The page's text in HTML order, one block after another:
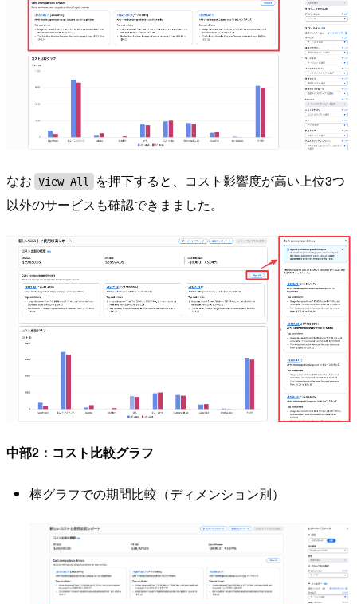
なお View All
を押下すると、コスト影響度が高い上位3つ
以外のサービスも確認できまました。
中部2：コスト比較グラフ
棒グラフでの期間比較（ディメンション別）